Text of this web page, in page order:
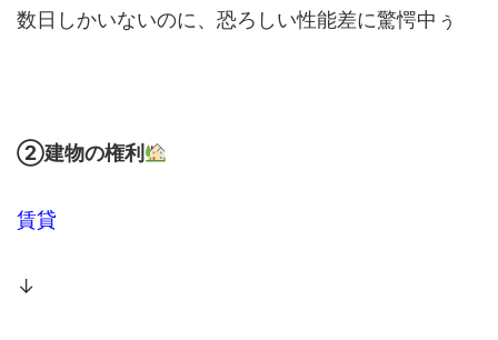
数日しかいないのに、恐ろしい性能差に驚愕中ぅ
②建物の権利
賃貸
↓